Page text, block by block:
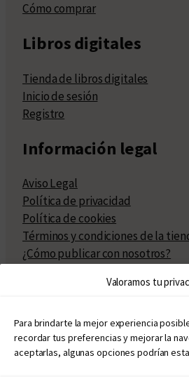
Valoramos tu
Para brindarte la mejor experiencia
recordar tus preferencias y mejorar la
aceptarlas, algunas opciones podrían
Cómo comprar
Libros digitales
Tienda de libros digitales
Inicio de sesión
Registro
Información legal
Aviso Legal
Política de privacidad
Política de cookies
Términos y condiciones de la
¿Cómo publicar con nosotros?
Políticas de publicación
Políticas de coedición
Atribuciones